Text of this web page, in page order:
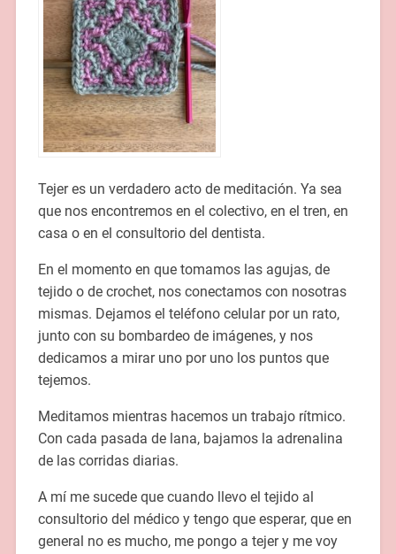
Tejer es un verdadero acto de meditación. Ya sea
que nos encontremos en el colectivo, en el tren, en
casa o en el consultorio del dentista.
En el momento en que tomamos las agujas, de
tejido o de crochet, nos conectamos con nosotras
mismas. Dejamos el teléfono celular por un rato,
junto con su bombardeo de imágenes, y nos
dedicamos a mirar uno por uno los puntos que
tejemos.
Meditamos mientras hacemos un trabajo rítmico.
Con cada pasada de lana, bajamos la adrenalina
de las corridas diarias.
A mí me sucede que cuando llevo el tejido al
consultorio del médico y tengo que esperar, que en
general no es mucho, me pongo a tejer y me voy